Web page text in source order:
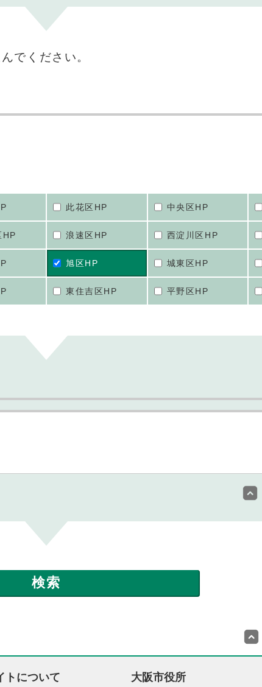
でください。
此花区HP 中央区HP
HP 浪速区HP 西淀川区HP
旭区HP 城東区HP
東住吉区HP 平野区HP
トについて 大阪市役所